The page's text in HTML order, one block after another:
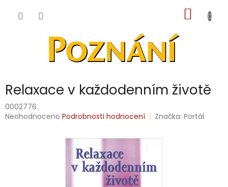
KOŠÍK
Relaxace v každodenním životě
0002776
Průměrné
Neohodnoceno Podrobnosti hodnocení Značka:Portál